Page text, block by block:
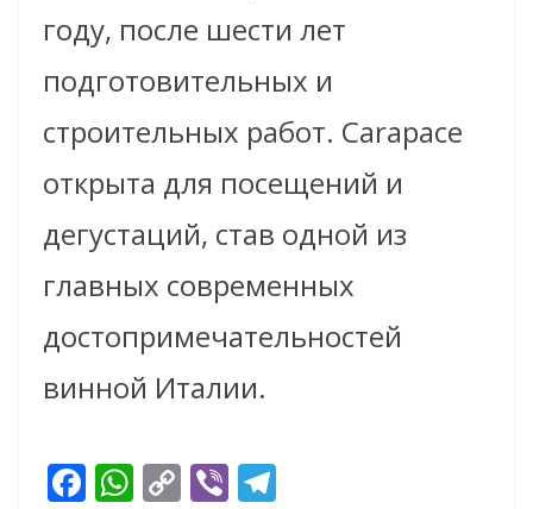
году, после шести лет
подготовительных и
строительных работ. Carapace
открыта для посещений и
дегустаций, став одной из
главных современных
достопримечательностей
винной Италии.
F W C Vi